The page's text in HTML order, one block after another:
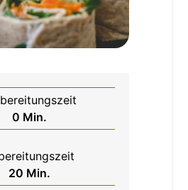
0Minuten
Min.
20Minuten
Min.